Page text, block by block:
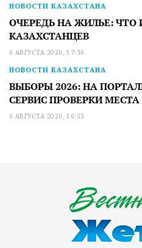
НОВОСТИ КАЗАХСТАНА
ОЧЕРЕДЬ НА ЖИЛЬЕ: ЧТО
КАЗАХСТАНЦЕВ
6 АВГУСТА 2026, 17:36
НОВОСТИ КАЗАХСТАНА
ВЫБОРЫ 2026: НА
СЕРВИС ПРОВЕРКИ
6 АВГУСТА 2026, 16:55